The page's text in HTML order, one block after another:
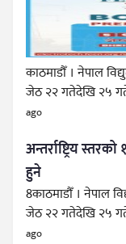
काठमाडौँ । नेपाल
जेठ २२ गतेदेखि २५
ago
अन्तर्राष्ट्रिय
हुने
8काठमाडौँ । नेपाल
जेठ २२ गतेदेखि २५
ago